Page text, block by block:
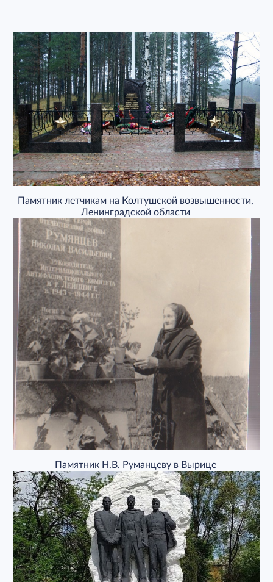
Памятник летчикам на Колтушской возвышенности,
Ленинградской области
Памятник Н.В. Руманцеву в Вырице